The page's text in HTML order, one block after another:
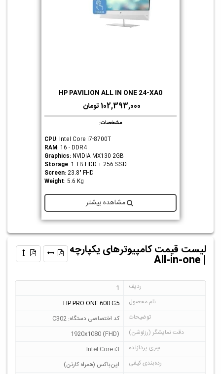
HP PAVILION ALL IN ONE 24-XA0
102,393,000 تومان
مشخصات:
CPU: Intel Core i7-8700T
RAM: 16 - DDR4
Graphics: NVIDIA MX130 2GB
Storage: 1 TB HDD + 256 SSD
Screen: 23.8" FHD
Weight: 5.6 Kg
مشاهده بیشتر
لیست قیمت کامپیوترهای یکپارچه
| All-in-one
1
HP PRO ONE 600 G5
کد اختصاصی دستگاه: C302
1920x1080 (FHD)
Intel Core i3
اپن‌باکس (همراه کارتن)